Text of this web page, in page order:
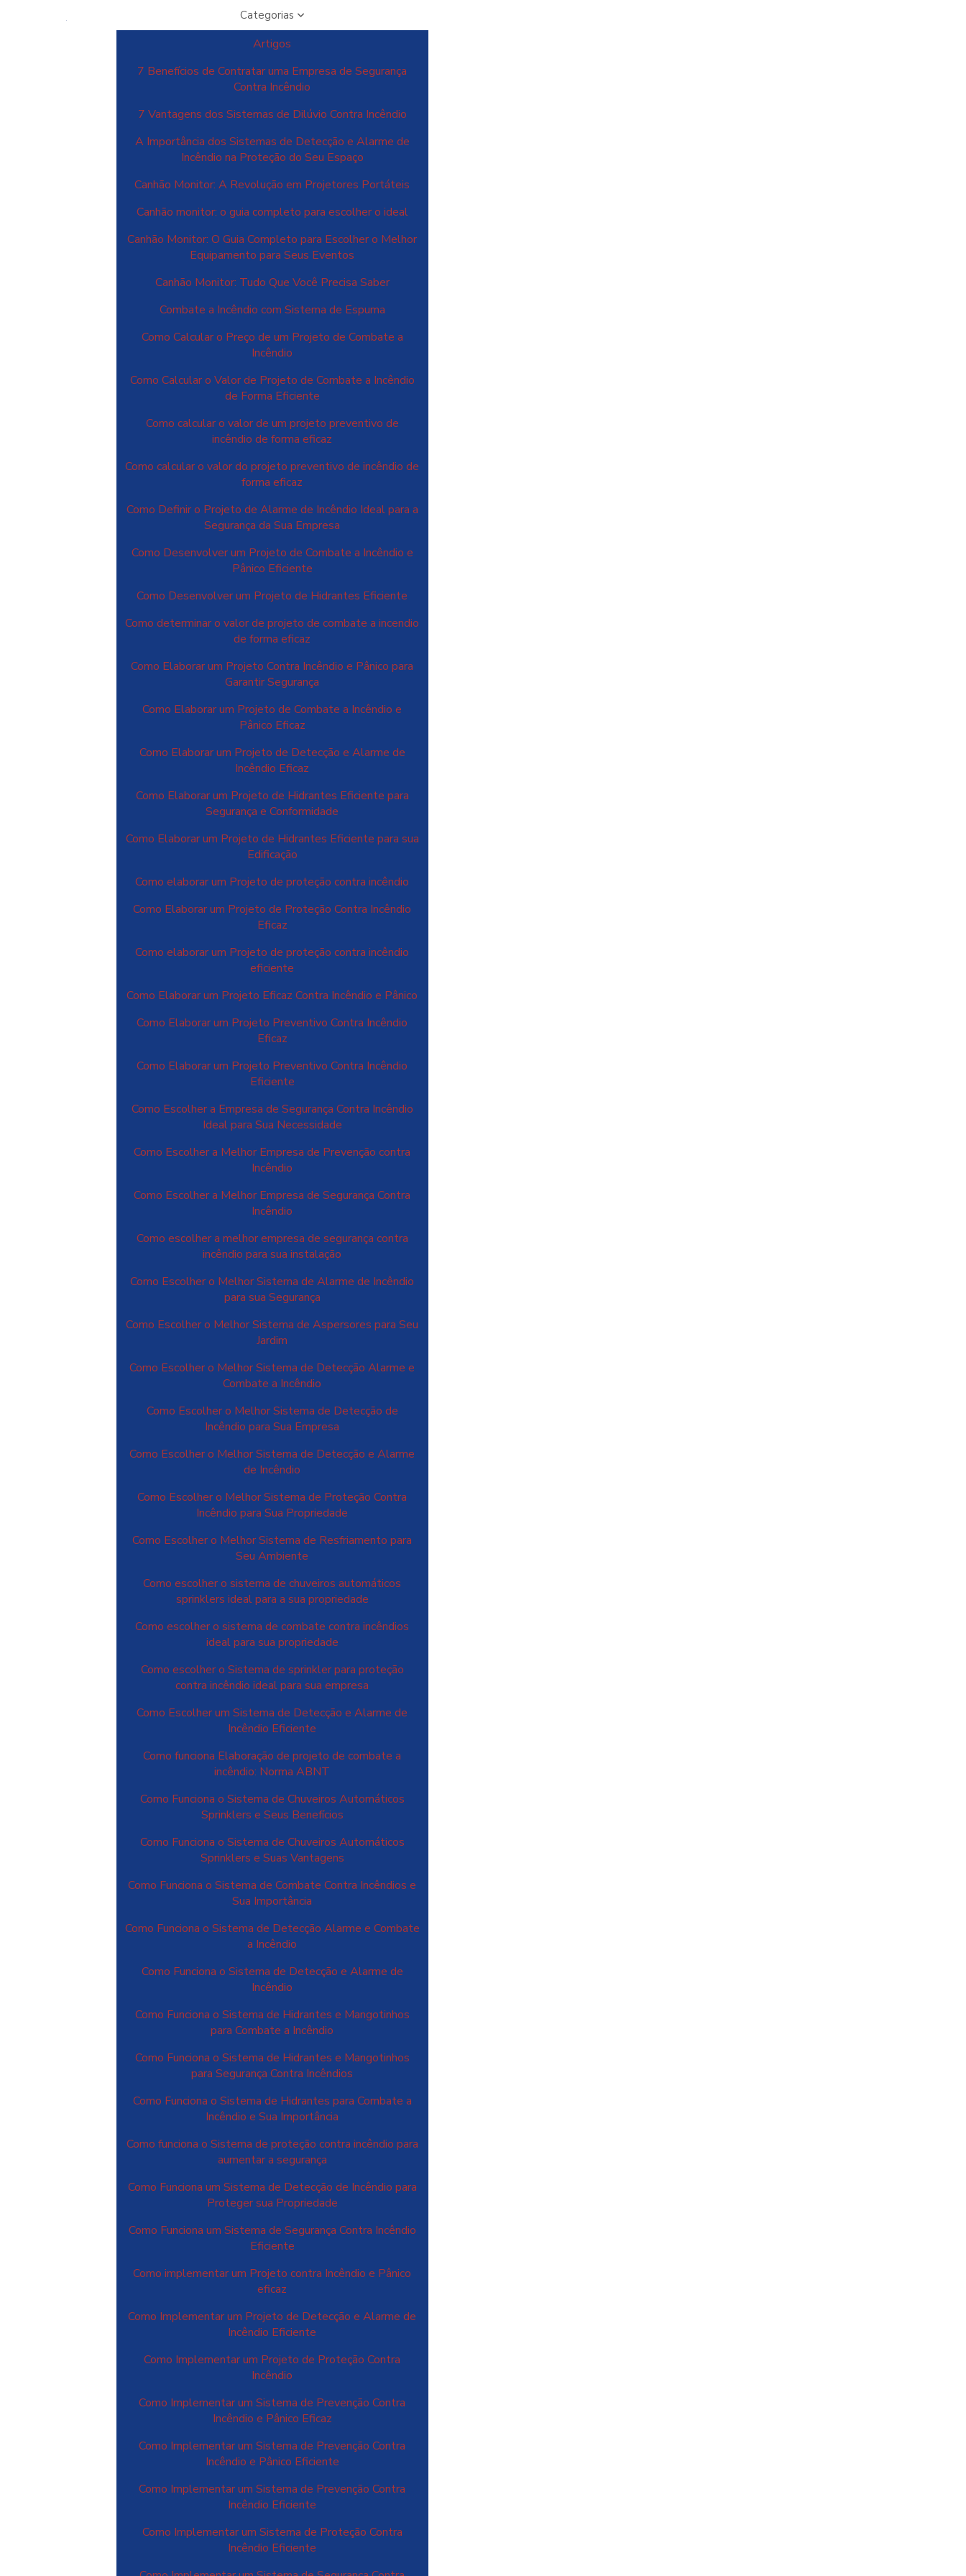
Categorias
Artigos
7 Benefícios de Contratar uma Empresa de Segurança
Contra Incêndio
7 Vantagens dos Sistemas de Dilúvio Contra Incêndio
A Importância dos Sistemas de Detecção e Alarme de
Incêndio na Proteção do Seu Espaço
Canhão Monitor: A Revolução em Projetores Portáteis
Canhão monitor: o guia completo para escolher o ideal
Canhão Monitor: O Guia Completo para Escolher o Melhor
Equipamento para Seus Eventos
Canhão Monitor: Tudo Que Você Precisa Saber
Combate a Incêndio com Sistema de Espuma
Como Calcular o Preço de um Projeto de Combate a
Incêndio
Como Calcular o Valor de Projeto de Combate a Incêndio
de Forma Eficiente
Como calcular o valor de um projeto preventivo de
incêndio de forma eficaz
Como calcular o valor do projeto preventivo de incêndio de
forma eficaz
Como Definir o Projeto de Alarme de Incêndio Ideal para a
Segurança da Sua Empresa
Como Desenvolver um Projeto de Combate a Incêndio e
Pânico Eficiente
Como Desenvolver um Projeto de Hidrantes Eficiente
Como determinar o valor de projeto de combate a incendio
de forma eficaz
Como Elaborar um Projeto Contra Incêndio e Pânico para
Garantir Segurança
Como Elaborar um Projeto de Combate a Incêndio e
Pânico Eficaz
Como Elaborar um Projeto de Detecção e Alarme de
Incêndio Eficaz
Como Elaborar um Projeto de Hidrantes Eficiente para
Segurança e Conformidade
Como Elaborar um Projeto de Hidrantes Eficiente para sua
Edificação
Como elaborar um Projeto de proteção contra incêndio
Como Elaborar um Projeto de Proteção Contra Incêndio
Eficaz
Como elaborar um Projeto de proteção contra incêndio
eficiente
Como Elaborar um Projeto Eficaz Contra Incêndio e Pânico
Como Elaborar um Projeto Preventivo Contra Incêndio
Eficaz
Como Elaborar um Projeto Preventivo Contra Incêndio
Eficiente
Como Escolher a Empresa de Segurança Contra Incêndio
Ideal para Sua Necessidade
Como Escolher a Melhor Empresa de Prevenção contra
Incêndio
Como Escolher a Melhor Empresa de Segurança Contra
Incêndio
Como escolher a melhor empresa de segurança contra
incêndio para sua instalação
Como Escolher o Melhor Sistema de Alarme de Incêndio
para sua Segurança
Como Escolher o Melhor Sistema de Aspersores para Seu
Jardim
Como Escolher o Melhor Sistema de Detecção Alarme e
Combate a Incêndio
Como Escolher o Melhor Sistema de Detecção de
Incêndio para Sua Empresa
Como Escolher o Melhor Sistema de Detecção e Alarme
de Incêndio
Como Escolher o Melhor Sistema de Proteção Contra
Incêndio para Sua Propriedade
Como Escolher o Melhor Sistema de Resfriamento para
Seu Ambiente
Como escolher o sistema de chuveiros automáticos
sprinklers ideal para a sua propriedade
Como escolher o sistema de combate contra incêndios
ideal para sua propriedade
Como escolher o Sistema de sprinkler para proteção
contra incêndio ideal para sua empresa
Como Escolher um Sistema de Detecção e Alarme de
Incêndio Eficiente
Como funciona Elaboração de projeto de combate a
incêndio: Norma ABNT
Como Funciona o Sistema de Chuveiros Automáticos
Sprinklers e Seus Benefícios
Como Funciona o Sistema de Chuveiros Automáticos
Sprinklers e Suas Vantagens
Como Funciona o Sistema de Combate Contra Incêndios e
Sua Importância
Como Funciona o Sistema de Detecção Alarme e Combate
a Incêndio
Como Funciona o Sistema de Detecção e Alarme de
Incêndio
Como Funciona o Sistema de Hidrantes e Mangotinhos
para Combate a Incêndio
Como Funciona o Sistema de Hidrantes e Mangotinhos
para Segurança Contra Incêndios
Como Funciona o Sistema de Hidrantes para Combate a
Incêndio e Sua Importância
Como funciona o Sistema de proteção contra incêndio para
aumentar a segurança
Como Funciona um Sistema de Detecção de Incêndio para
Proteger sua Propriedade
Como Funciona um Sistema de Segurança Contra Incêndio
Eficiente
Como implementar um Projeto contra Incêndio e Pânico
eficaz
Como Implementar um Projeto de Detecção e Alarme de
Incêndio Eficiente
Como Implementar um Projeto de Proteção Contra
Incêndio
Como Implementar um Sistema de Prevenção Contra
Incêndio e Pânico Eficaz
Como Implementar um Sistema de Prevenção Contra
Incêndio e Pânico Eficiente
Como Implementar um Sistema de Prevenção Contra
Incêndio Eficiente
Como Implementar um Sistema de Proteção Contra
Incêndio Eficiente